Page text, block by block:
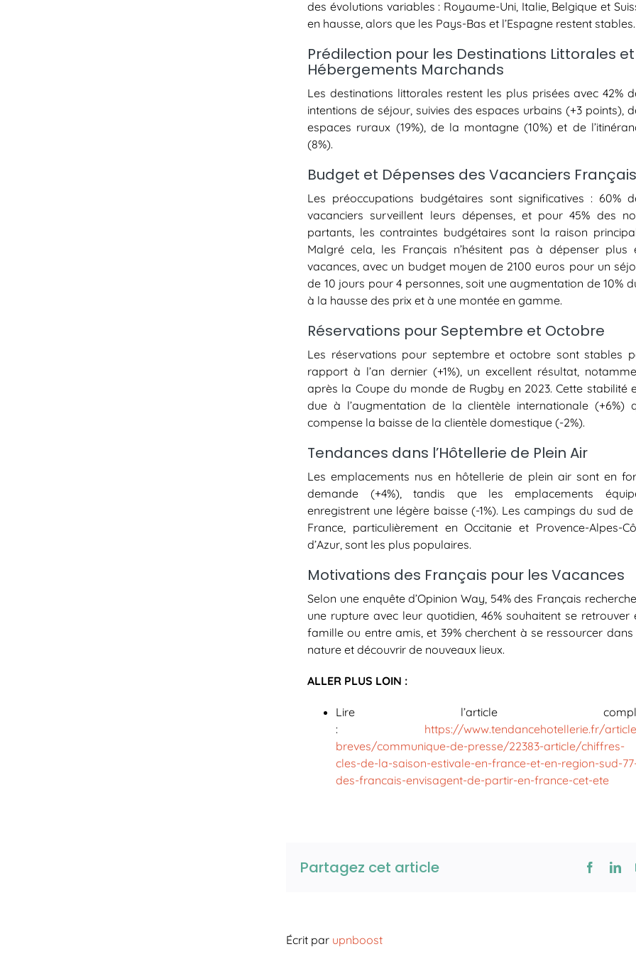
des évolutions variables : Royaume-Uni, Italie, Belgique et
en hausse, alors que les Pays-Bas et l’Espagne restent stables.
Prédilection pour les Destinations Littorales et
Hébergements Marchands
Les destinations littorales restent les plus prisées avec 42%
intentions de séjour, suivies des espaces urbains (+3 points),
espaces ruraux (19%), de la montagne (10%) et de
(8%).
Budget et Dépenses des Vacanciers Français
Les préoccupations budgétaires sont significatives : 60%
vacanciers surveillent leurs dépenses, et pour 45% des
partants, les contraintes budgétaires sont la raison
Malgré cela, les Français n’hésitent pas à dépenser plus
vacances, avec un budget moyen de 2100 euros pour un
de 10 jours pour 4 personnes, soit une augmentation de 10%
à la hausse des prix et à une montée en gamme.
Réservations pour Septembre et Octobre
Les réservations pour septembre et octobre sont stables
rapport à l’an dernier (+1%), un excellent résultat,
après la Coupe du monde de Rugby en 2023. Cette stabilité
due à l’augmentation de la clientèle internationale (+6%)
compense la baisse de la clientèle domestique (-2%).
Tendances dans l’Hôtellerie de Plein Air
Les emplacements nus en hôtellerie de plein air sont en
demande (+4%), tandis que les emplacements
enregistrent une légère baisse (-1%). Les campings du sud de
France, particulièrement en Occitanie et Provence-Alpes-
d’Azur, sont les plus populaires.
Motivations des Français pour les Vacances
Selon une enquête d’Opinion Way, 54% des Français
une rupture avec leur quotidien, 46% souhaitent se retrouver
famille ou entre amis, et 39% cherchent à se ressourcer dans
nature et découvrir de nouveaux lieux.
ALLER PLUS LOIN :
Lire l’article
: https://www.tendancehotellerie.fr/
breves/communique-de-presse/22383-article/chiffres-
cles-de-la-saison-estivale-en-france-et-en-region-sud-
des-francais-envisagent-de-partir-en-france-cet-ete
Partagez cet article
Écrit par upnboost